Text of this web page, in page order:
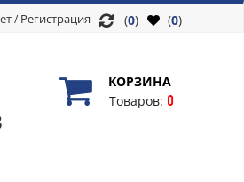
/ Регистрация (0)
(0)
КОРЗИНА
Товаров: 0